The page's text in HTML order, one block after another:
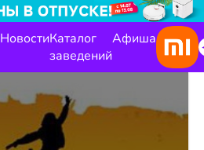
НовостиКаталог
заведений
Афиша